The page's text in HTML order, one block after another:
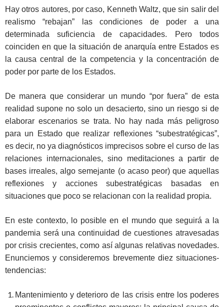
Hay otros autores, por caso, Kenneth Waltz, que sin salir del
realismo “rebajan” las condiciones de poder a una
determinada suficiencia de capacidades. Pero todos
coinciden en que la situación de anarquía entre Estados es
la causa central de la competencia y la concentración de
poder por parte de los Estados.
De manera que considerar un mundo “por fuera” de esta
realidad supone no solo un desacierto, sino un riesgo si de
elaborar escenarios se trata. No hay nada más peligroso
para un Estado que realizar reflexiones “subestratégicas”,
es decir, no ya diagnósticos imprecisos sobre el curso de las
relaciones internacionales, sino meditaciones a partir de
bases irreales, algo semejante (o acaso peor) que aquellas
reflexiones y acciones subestratégicas basadas en
situaciones que poco se relacionan con la realidad propia.
En este contexto, lo posible en el mundo que seguirá a la
pandemia será una continuidad de cuestiones atravesadas
por crisis crecientes, como así algunas relativas novedades.
Enunciemos y consideremos brevemente diez situaciones-
tendencias:
Mantenimiento y deterioro de las crisis entre los poderes